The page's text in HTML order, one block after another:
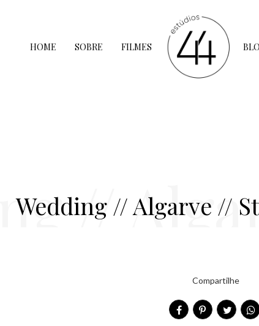
HOME SOBRE FILMES
Wedding // Algarve //
//
&
Compartilhe